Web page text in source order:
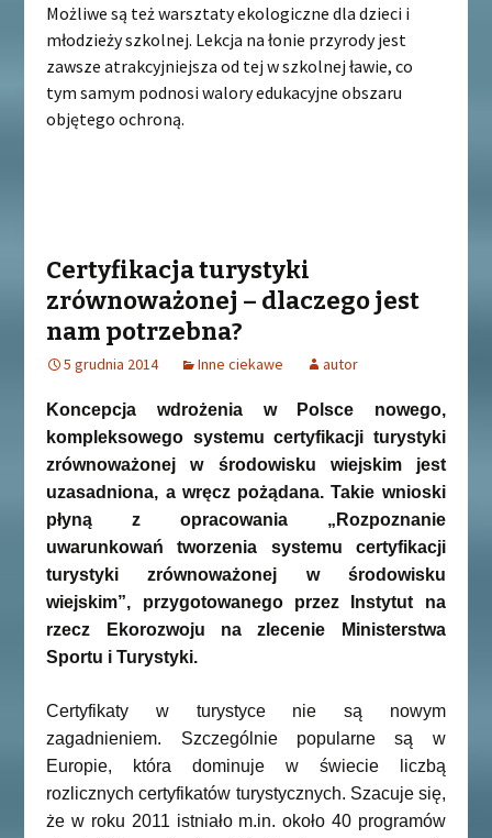
Możliwe są też warsztaty ekologiczne dla dzieci i
młodzieży szkolnej. Lekcja na łonie przyrody jest
zawsze atrakcyjniejsza od tej w szkolnej ławie, co
tym samym podnosi walory edukacyjne obszaru
objętego ochroną.
Certyfikacja turystyki
zrównoważonej – dlaczego jest
nam potrzebna?
5 grudnia 2014 Inne ciekawe autor
Koncepcja wdrożenia w Polsce nowego,
kompleksowego systemu certyfikacji turystyki
zrównoważonej w środowisku wiejskim jest
uzasadniona, a wręcz pożądana. Takie wnioski
płyną z opracowania „Rozpoznanie
uwarunkowań tworzenia systemu certyfikacji
turystyki zrównoważonej w środowisku
wiejskim”, przygotowanego przez Instytut na
rzecz Ekorozwoju na zlecenie Ministerstwa
Sportu i Turystyki.
Certyfikaty w turystyce nie są nowym
zagadnieniem. Szczególnie popularne są w
Europie, która dominuje w świecie liczbą
rozlicznych certyfikatów turystycznych. Szacuje się,
że w roku 2011 istniało m.in. około 40 programów